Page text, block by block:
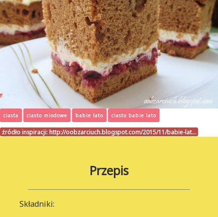
ciasta ciasto miodowe babie lato ciasto babie lato
źródło inspiracji: http://oobzarciuch.blogspot.com/2015/11/babie-lat…
Przepis
Składniki: